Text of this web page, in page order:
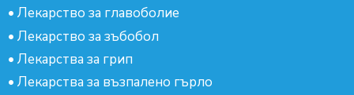
• Лекарство за главоболие
• Лекарство за зъбобол
• Лекарства за грип
• Лекарства за възпалено гърло